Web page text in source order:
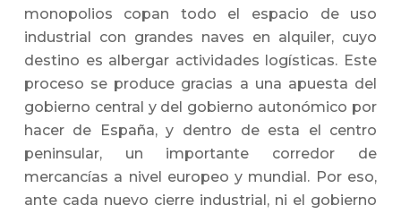
monopolios copan todo el espacio de uso
industrial con grandes naves en alquiler, cuyo
destino es albergar actividades logísticas. Este
proceso se produce gracias a una apuesta del
gobierno central y del gobierno autonómico por
hacer de España, y dentro de esta el centro
peninsular, un importante corredor de
mercancías a nivel europeo y mundial. Por eso,
ante cada nuevo cierre industrial, ni el gobierno